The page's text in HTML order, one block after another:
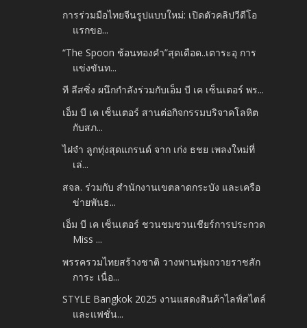
การร่วมมือไทยจีนรูปแบบใหม่: เปิดตัวคลิปวีดีโอ
แรกขอ...
“The Spoon ช้อนทองคำ”สุดเดือด..เตาระอุ การ
แข่งขันท...
ที ลีสซิ่ง ผนึกกำลังร่วมกับเอ็ม บี เค เซ็นเตอร์ พร...
เอ็ม บี เค เซ็นเตอร์ สานต่อกิจกรรมบริจาคโลหิต
กับสภ...
ไฝจ๋า ลูกทุ่งสุดแกรนด์ จาก เก่ง ธชย เพลงใหม่ที่
เล่...
สจล. ร่วมกับ สำนักงานเขตลาดกระบัง และเครือ
ข่ายพันธ...
เอ็ม บี เค เซ็นเตอร์ ชวนชมชวนเชียร์การประกวด
Miss ...
พรรครวมไทยสร้างชาติ วางพานพุ่มถวายราชสัก
การะ เนื่อ...
STYLE Bangkok 2025 งานแสดงสินค้าไลฟ์สไตล์
และแฟชั่น...